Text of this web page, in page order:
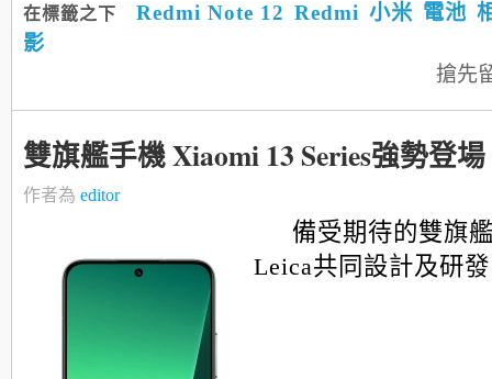
在標籤之下 Redmi Note 12 Redmi 小米 電池
影
搶先
雙旗艦手機 Xiaomi 13 Series強勢登場
作者為 editor
備受期待的雙旗
Leica共同設計及研